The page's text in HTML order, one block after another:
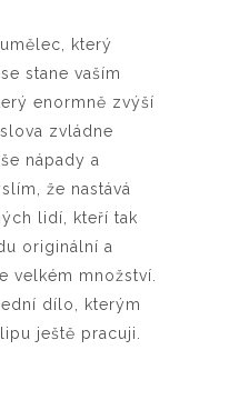
který
stane vaším
enormně zvýší
zvládne
nápady a
že nastává
lidí, kteří tak
originální a
velkém množství.
dílo, kterým
ještě pracuji.